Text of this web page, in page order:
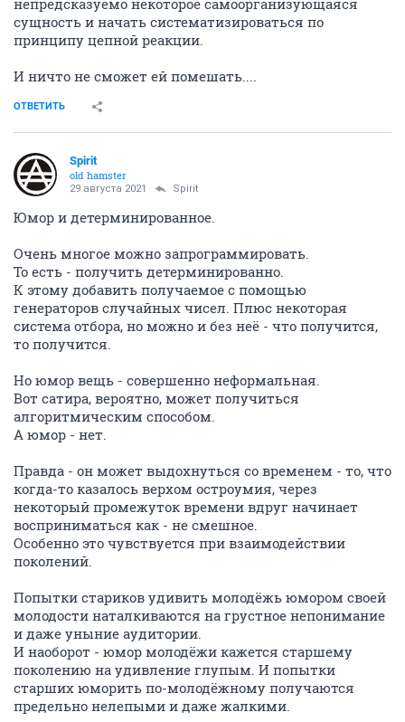
непредсказуемо некоторое самоорганизующаяся
сущность и начать систематизироваться по
принципу цепной реакции.
И ничто не сможет ей помешать....
ОТВЕТИТЬ
Spirit
old hamster
29 августа 2021 Spirit
Юмор и детерминированное.
Очень многое можно запрограммировать.
То есть - получить детерминированно.
К этому добавить получаемое с помощью
генераторов случайных чисел. Плюс некоторая
система отбора, но можно и без неё - что получится,
то получится.
Но юмор вещь - совершенно неформальная.
Вот сатира, вероятно, может получиться
алгоритмическим способом.
А юмор - нет.
Правда - он может выдохнуться со временем - то, что
когда-то казалось верхом остроумия, через
некоторый промежуток времени вдруг начинает
восприниматься как - не смешное.
Особенно это чувствуется при взаимодействии
поколений.
Попытки стариков удивить молодёжь юмором своей
молодости наталкиваются на грустное непонимание
и даже уныние аудитории.
И наоборот - юмор молодёжи кажется старшему
поколению на удивление глупым. И попытки
старших юморить по-молодёжному получаются
предельно нелепыми и даже жалкими.